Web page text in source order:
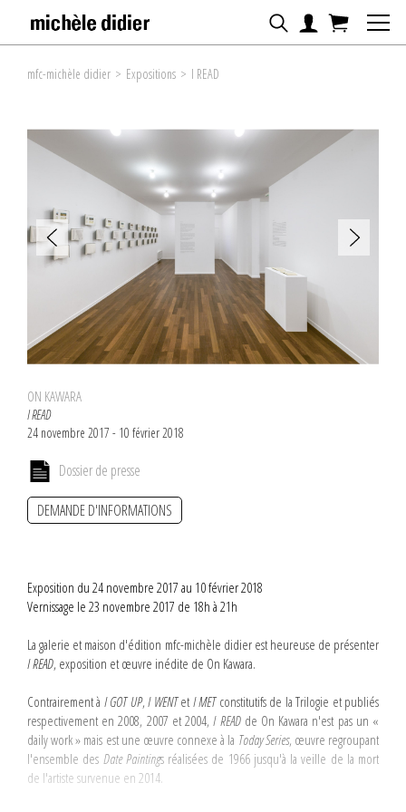
mfc-michèle didier > Expositions > I READ
ON KAWARA
I READ
24 novembre 2017 - 10 février 2018
Dossier de presse
DEMANDE D'INFORMATIONS
Exposition du 24 novembre 2017 au 10 février 2018
Vernissage le 23 novembre 2017 de 18h à 21h
La galerie et maison d'édition mfc-michèle didier est heureuse de présenter
I READ, exposition et œuvre inédite de On Kawara.
Contrairement à I GOT UP,I WENTetI METconstitutifs de la Trilogie et publiés
respectivement en 2008, 2007 et 2004,I READde On Kawara n'est pas un «
daily work » mais est une œuvre connexe à la Today Series, œuvre regroupant
l'ensemble des Date Paintings réalisées de 1966 jusqu'à la veille de la mort
de l'artiste survenue en 2014.